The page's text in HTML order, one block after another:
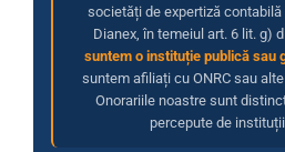
societăți de expertiză contabilă
Dianex, în temeiul art. 6 lit. g)
suntem o instituție publică sau
suntem afiliați cu ONRC sau
Onorariile noastre sunt
percepute de